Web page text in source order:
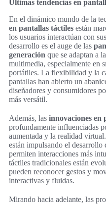
Últimas tendencias en
En el dinámico mundo de la
en pantallas táctiles están
los usuarios interactúan con
desarrollo es el auge de las
generación que se adaptan a
multimedia, especialmente en
portátiles. La flexibilidad y la
pantallas han abierto un
diseñadores y consumidores
más versátil.
Además, las innovaciones en
profundamente influenciadas
aumentada y la realidad
están impulsando el desarrollo
permiten interacciones más
táctiles tradicionales están
pueden reconocer gestos y
interactivas y fluidas.
Mirando hacia adelante, las